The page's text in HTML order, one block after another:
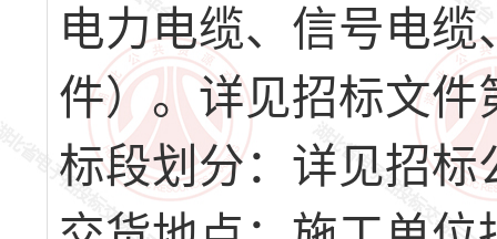
电力电缆、信号电
件）。详见招标文
标段划分：详见招标